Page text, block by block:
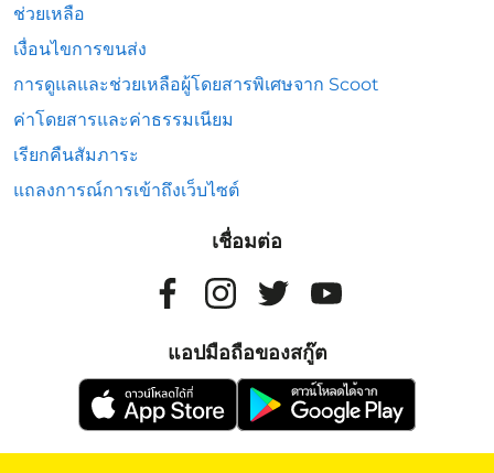
ช่วยเหลือ
เงื่อนไขการขนส่ง
การดูแลและช่วยเหลือผู้โดยสารพิเศษจาก Scoot
ค่าโดยสารและค่าธรรมเนียม
เรียกคืนสัมภาระ
แถลงการณ์การเข้าถึงเว็บไซต์
เชื่อมต่อ
แอปมือถือของสกู๊ต